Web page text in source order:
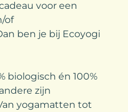
voor een
of
ben je bij Ecoyogi
biologisch én 100%
zijn
yogamatten tot